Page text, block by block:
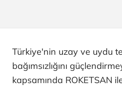
Türkiye'nin uzay ve uydu
bağımsızlığını
kapsamında ROKETSAN